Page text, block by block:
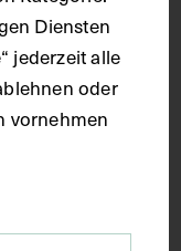
in
Wachsmodell
Diensten
jederzeit alle
oder
vornehmen